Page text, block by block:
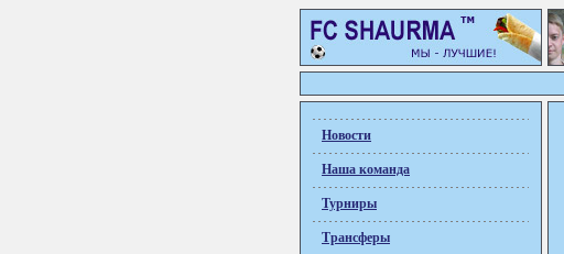
Новости
Наша команда
Турниры
Трансферы